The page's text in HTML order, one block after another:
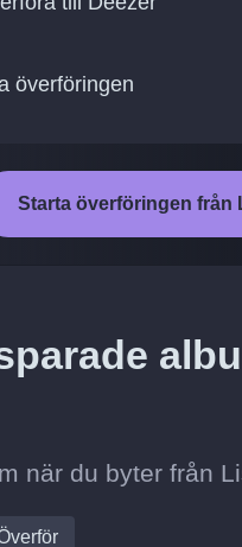
överföringen
Starta överföringen från
när du byter från